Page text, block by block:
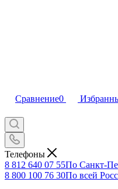
Сравнение0
Телефоны
8 812 640 07 55По Санкт-
8 800 100 76 30По всей